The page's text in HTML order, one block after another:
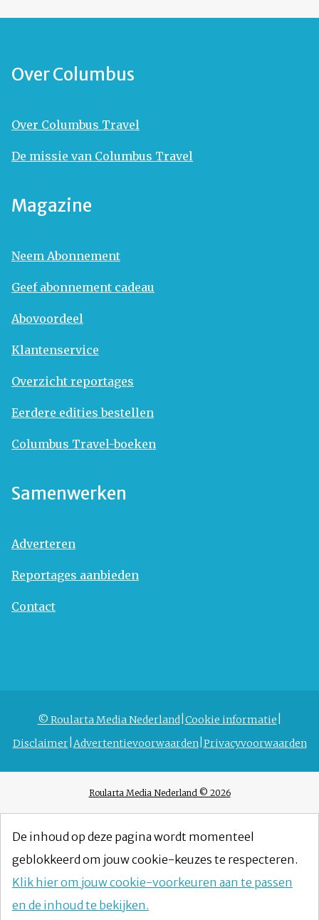
Over Columbus
Over Columbus Travel
De missie van Columbus Travel
Magazine
Neem Abonnement
Geef abonnement cadeau
Abovoordeel
Klantenservice
Overzicht reportages
Eerdere edities bestellen
Columbus Travel-boeken
Samenwerken
Adverteren
Reportages aanbieden
Contact
© Roularta Media Nederland Cookie informatie
Disclaimer Advertentievoorwaarden Privacyvoorwaarden
Roularta Media Nederland © 2026
De inhoud op deze pagina wordt momenteel
geblokkeerd om jouw cookie-keuzes te respecteren.
Klik hier om jouw cookie-voorkeuren aan te passen
en de inhoud te bekijken.